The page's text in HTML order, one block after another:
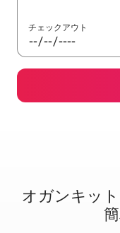
チェックアウト
オガンキッ